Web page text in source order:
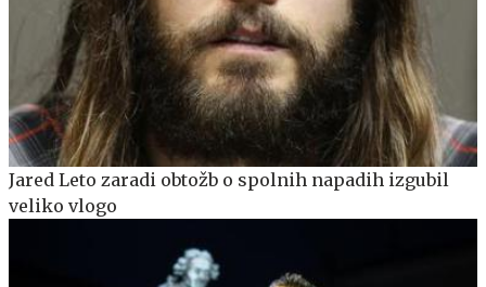
Jared Leto zaradi obtožb o spolnih napadih izgubil
veliko vlogo